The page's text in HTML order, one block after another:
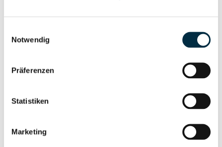
Notwendig
Präferenzen
Statistiken
Marketing
Vollständiges
Vollständiges